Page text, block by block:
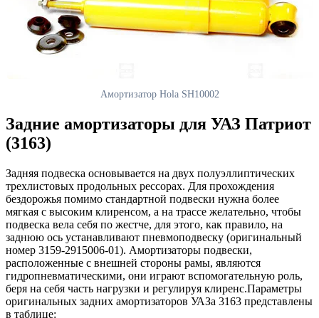
Амортизатор Hola SH10002
Задние амортизаторы для УАЗ Патриот
(3163)
Задняя подвеска основывается на двух полуэллиптических
трехлистовых продольных рессорах. Для прохождения
бездорожья помимо стандартной подвески нужна более
мягкая с высоким клиренсом, а на трассе желательно, чтобы
подвеска вела себя по жестче, для этого, как правило, на
заднюю ось устанавливают пневмоподвеску (оригинальный
номер 3159-2915006-01). Амортизаторы подвески,
расположенные с внешней стороны рамы, являются
гидропневматическими, они играют вспомогательную роль,
беря на себя часть нагрузки и регулируя клиренс.Параметры
оригинальных задних амортизаторов УАЗа 3163 представлены
в таблице: